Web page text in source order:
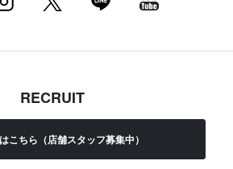
RECRUIT
こちら（店舗スタッフ募集中）